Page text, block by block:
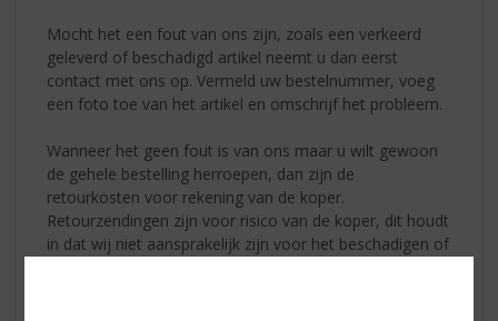
Mocht het een fout van ons zijn, zoals een verkeerd
geleverd of beschadigd artikel neemt u dan eerst
contact met ons op. Vermeld uw bestelnummer, voeg
een foto toe van het artikel en omschrijf het probleem.
Wanneer het geen fout is van ons maar u wilt gewoon
de gehele bestelling herroepen, dan zijn de
retourkosten voor rekening van de koper.
Retourzendingen zijn voor risico van de koper, dit houdt
in dat wij niet aansprakelijk zijn voor het beschadigen of